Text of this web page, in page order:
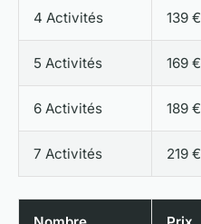
4 Activités 139 €
5 Activités 169 €
6 Activités 189 €
7 Activités 219 €